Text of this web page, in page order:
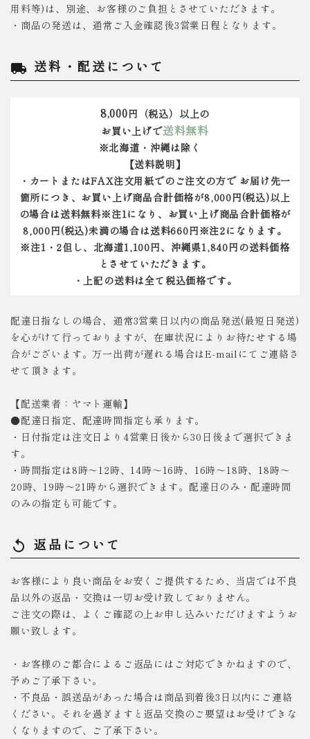
用料等)は、別途、お客様のご負担とさせていただきます。
・商品の発送は、通常ご入金確認後3営業日程となります。
local_shipping 送料・配送について
8,000円（税込）以上の
お買い上げで送料無料
※北海道・沖縄は除く
【送料説明】
・カートまたはFAX注文用紙でのご注文の方で お届け先一
箇所につき、お買い上げ商品合計価格が8,000円(税込)以上
の場合は送料無料※注1になり、お買い上げ商品合計価格が
8,000円(税込)未満の場合は送料660円※注2になります。
※注1・2但し、北海道1,100円、沖縄県1,840円の送料価格
とさせていただきます。
・上記の送料は全て税込価格です。
配達日指なしの場合、通常3営業日以内の商品発送(最短日発送)
を心がけて行っておりますが、在庫状況によりお待たせする場
合がございます。万一出荷が遅れる場合はE-mailにてご連絡さ
せて頂きます。
【配送業者：ヤマト運輸】
●配達日指定、配達時間指定も承ります。
・日付指定は注文日より4営業日後から30日後まで選択できま
す。
・時間指定は8時～12時、14時～16時、16時～18時、18時～
20時、19時～21時から選択できます。配達日のみ・配達時間
のみの指定も可能です。
replay 返品について
お客様により良い商品をお安くご提供するため、当店では不良
品以外の返品・交換は一切お受け致しておりません。
ご注文の際は、よくご確認の上お申し込みいただけますようお
願い致します。
・お客様のご都合によるご返品にはご対応できかねますので、
予めご了承下さい。
・不良品・誤送品があった場合は商品到着後3日以内にご連絡
ください。それを過ぎますと返品交換のご要望はお受けできな
くなりますので、ご了承下さい。